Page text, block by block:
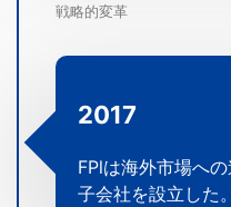
2017
FPlは海外市場へ
子会社を設立した
戦略的変革